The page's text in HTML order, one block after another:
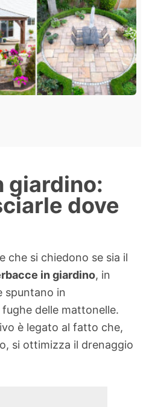
giardino:
dove
che si chiedono se sia il
in giardino, in
spuntano in
delle mattonelle.
è legato al fatto che,
si ottimizza il drenaggio